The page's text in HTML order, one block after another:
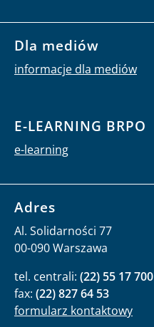
Dla mediów
informacje dla mediów
E-LEARNING BRPO
e-learning
Adres
Al. Solidarności 77
00-090 Warszawa
tel. centrali: (22) 55 17 700
fax: (22) 827 64 53
formularz kontaktowy